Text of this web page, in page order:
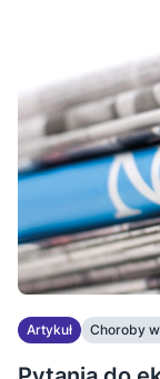
Artykuł Choroby